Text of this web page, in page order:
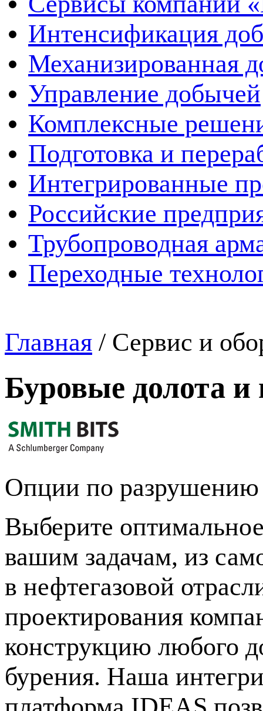
Интенсификация
Механизированная
Управление добычей
Комплексные
Подготовка и
Интегрированные
Российские
Трубопроводная
Переходные
Главная / Сервис и
Буровые долота и
Опции по разрушению
Выберите
вашим задачам, из
в нефтегазовой
проектирования
конструкцию любого
бурения. Наша